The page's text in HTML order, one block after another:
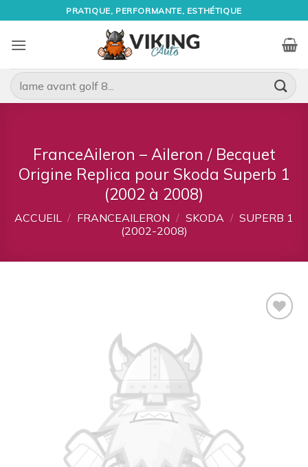
au
contenu
PRATIQUE, PERFORMANTE, ESTHÉTIQUE
Recherche
pour :
FranceAileron – Aileron / Becquet
Origine Replica pour Skoda Superb 1
(2002 à 2008)
ACCUEIL / FRANCEAILERON / SKODA / SUPERB 1
(2002-2008)